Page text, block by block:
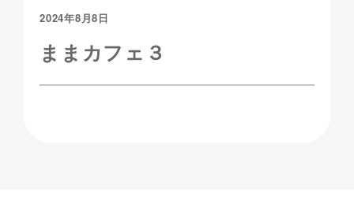
2024年8月8日
ままカフェ３